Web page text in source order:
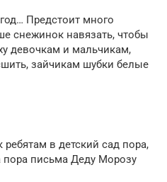
Предстоит много
снежинок навязать, чтобы
девочкам и мальчикам,
зайчикам шубки белые
в детский сад пора,
письма Деду Морозу